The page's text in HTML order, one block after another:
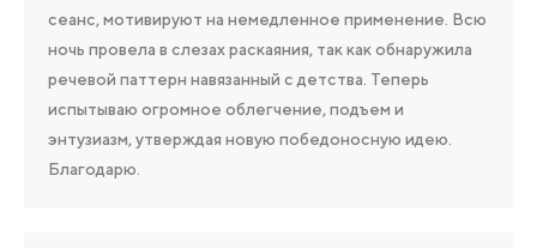
сеанс, мотивируют на немедленное применение. Всю
ночь провела в слезах раскаяния, так как обнаружила
речевой паттерн навязанный с детства. Теперь
испытываю огромное облегчение, подъем и
энтузиазм, утверждая новую победоносную идею.
Благодарю.